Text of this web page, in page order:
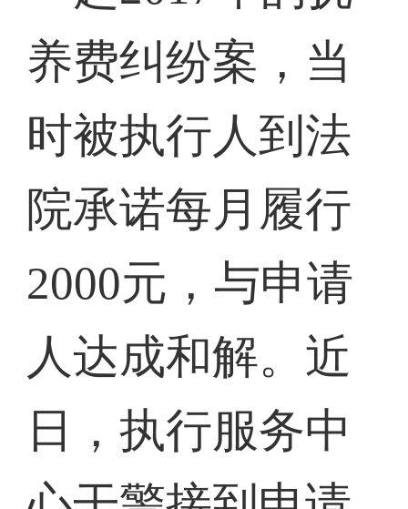
养费纠纷案，当
时被执行人到法
院承诺每月履行
2000元，与申请
人达成和解。近
日，执行服务中